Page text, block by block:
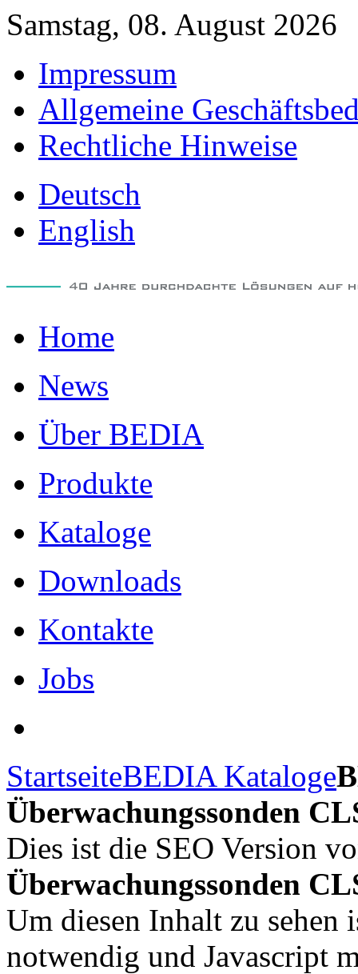
Samstag, 08. August 2026
Impressum
Allgemeine
Rechtliche Hinweise
Deutsch
English
Home
News
Über BEDIA
Produkte
Kataloge
Downloads
Kontakte
Jobs
StartseiteBEDIA Kataloge
Überwachungssonden
Dies ist die SEO Version
Überwachungssonden
Um diesen Inhalt zu sehen
notwendig und Javascript